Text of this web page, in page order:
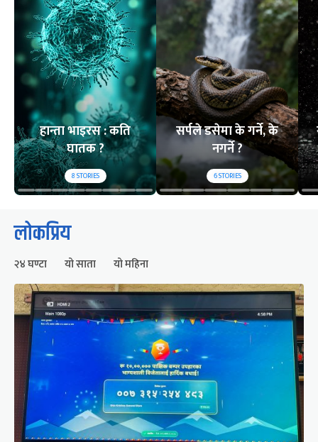
हान्ता भाइरस : कति
घातक ?
8STORIES
सर्पले डसेमा के गर्ने, के
नगर्ने ?
6STORIES
लोकप्रिय
२४ घण्टा यो साता यो महिना